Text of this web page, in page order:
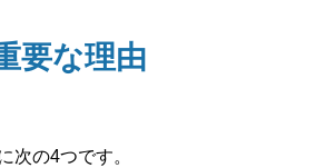
要な理由
次の4つです。